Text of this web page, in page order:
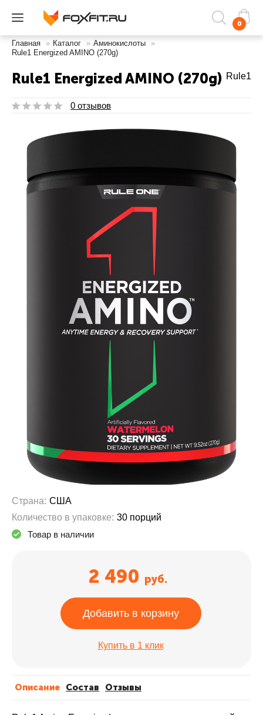
0
Главная » Каталог » Аминокислоты
»
Rule1 Energized AMINO (270g)
Rule1 Energized AMINO (270g) Rule1
0 отзывов
Страна: США
Количество в упаковке: 30 порций
Товар в наличии
2 490 руб.
Добавить в корзину
Купить в 1 клик
Описание Cостав Отзывы